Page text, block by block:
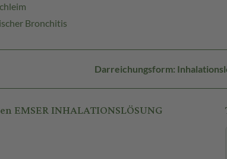
Bronchitis
Darreichungsform:
INHALATIONSLÖSUNG